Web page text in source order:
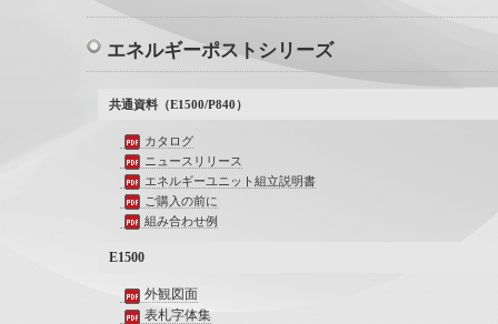
エネルギーポストシリーズ
共通資料（E1500/P840）
カタログ
ニュースリリース
エネルギーユニット組立説明書
ご購入の前に
組み合わせ例
E1500
外観図面
表札字体集